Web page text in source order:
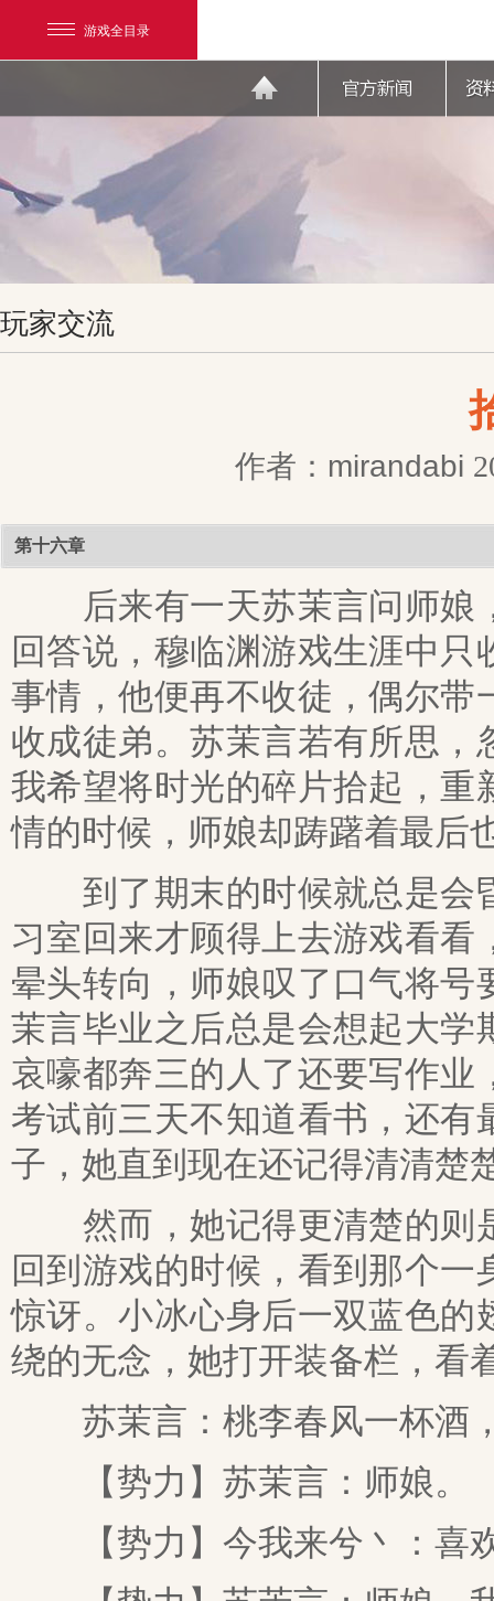
游戏全目录
玩家交流
作者：mirandabi
第十六章
后来有一天苏茉言问师娘
回答说，穆临渊游戏生涯中
事情，他便再不收徒，偶尔
收成徒弟。苏茉言若有所思
我希望将时光的碎片拾起，
情的时候，师娘却踌躇着最后
到了期末的时候就总是会
习室回来才顾得上去游戏看
晕头转向，师娘叹了口气将
茉言毕业之后总是会想起大
哀嚎都奔三的人了还要写作
考试前三天不知道看书，还
子，她直到现在还记得清清楚
然而，她记得更清楚的则
回到游戏的时候，看到那个
惊讶。小冰心身后一双蓝色
绕的无念，她打开装备栏，看
苏茉言：桃李春风一杯酒
【势力】苏茉言：师娘。
【势力】今我来兮丶：喜